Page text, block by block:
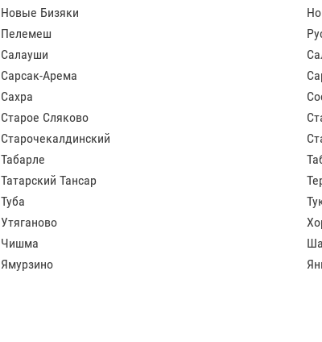
Новые Бизяки
Пелемеш
Салауши
Сарсак-Арема
Сахра
Старое Сляково
Старочекалдинский
Табарле
Татарский Тансар
Туба
Утяганово
Чишма
Ямурзино